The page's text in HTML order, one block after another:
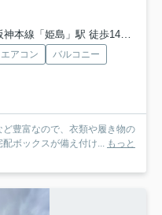
神本線「姫島」駅 徒歩14分
エアコン
バルコニー
豊富なので、衣類や履き物の
ボックスが備え付け... もっと